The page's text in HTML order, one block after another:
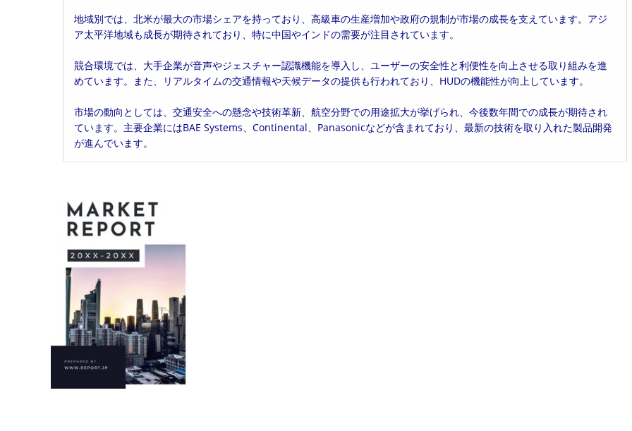
地域別では、北米が最大の市場シェアを持っており、高級車の生産増加や政府の規制が市場の成長を支えています。アジ
ア太平洋地域も成長が期待されており、特に中国やインドの需要が注目されています。
競合環境では、大手企業が音声やジェスチャー認識機能を導入し、ユーザーの安全性と利便性を向上させる取り組みを進
めています。また、リアルタイムの交通情報や天候データの提供も行われており、HUDの機能性が向上しています。
市場の動向としては、交通安全への懸念や技術革新、航空分野での用途拡大が挙げられ、今後数年間での成長が期待され
ています。主要企業にはBAE Systems、Continental、Panasonicなどが含まれており、最新の技術を取り入れた製品開発
が進んでいます。